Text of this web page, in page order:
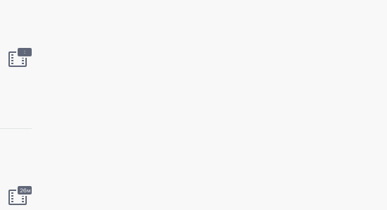
:
26м